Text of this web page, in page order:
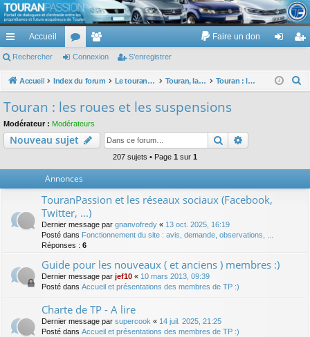
TouranPassion
Le forum des propriétaires ou futurs acquéreurs du Volkswagen Touran
cc
ès
pi
de
Accueil
or
u
e
m
Faire un don
ne nr
Rechercher Connexion S’enregistrer
Accueil Index du forum Le touran dans ses versions I (V1 V2 V3) et II ... Touran, la mécanique : moteurs, boites, transmissions, freins, direction, roues Touran : les roues et les suspensions
c
Touran : les roues et les suspensions
Modérateur : Modérateurs
Nouveau sujet Rechercher
207 sujets • Page 1 sur 1
Annonces
TouranPassion et les réseaux sociaux (Facebook,
Twitter, ...)
Dernier message par gnanvofredy « 13 oct. 2025, 16:19
Posté dans Fonctionnement du site : avis, demande, observations, ...
Réponses : 6
Guide pour les nouveaux ( et anciens ) membres :)
Dernier message par jef10 « 10 mars 2013, 09:39
Posté dans Accueil et présentations des membres de TP :)
Charte de TP - A lire
Dernier message par supercook « 14 juil. 2025, 21:25
Posté dans Accueil et présentations des membres de TP :)